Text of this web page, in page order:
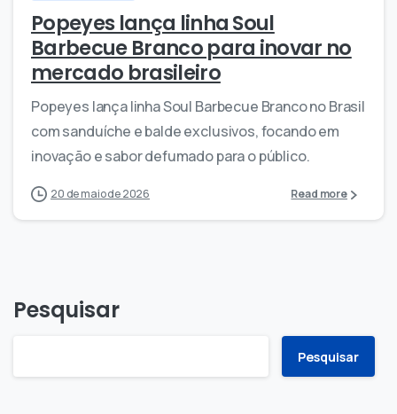
Popeyes lança linha Soul
Barbecue Branco para inovar no
mercado brasileiro
Popeyes lança linha Soul Barbecue Branco no Brasil
com sanduíche e balde exclusivos, focando em
inovação e sabor defumado para o público.
20 de maio de 2026 Read more
Pesquisar
Pesquisar